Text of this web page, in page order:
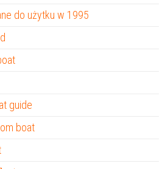
do użytku w 1995
guide
boat